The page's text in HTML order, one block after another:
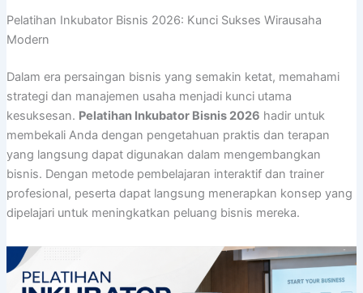
Pelatihan Inkubator Bisnis 2026: Kunci Sukses Wirausaha
Modern
Dalam era persaingan bisnis yang semakin ketat, memahami
strategi dan manajemen usaha menjadi kunci utama
kesuksesan. Pelatihan Inkubator Bisnis 2026 hadir untuk
membekali Anda dengan pengetahuan praktis dan terapan
yang langsung dapat digunakan dalam mengembangkan
bisnis. Dengan metode pembelajaran interaktif dan trainer
profesional, peserta dapat langsung menerapkan konsep yang
dipelajari untuk meningkatkan peluang bisnis mereka.